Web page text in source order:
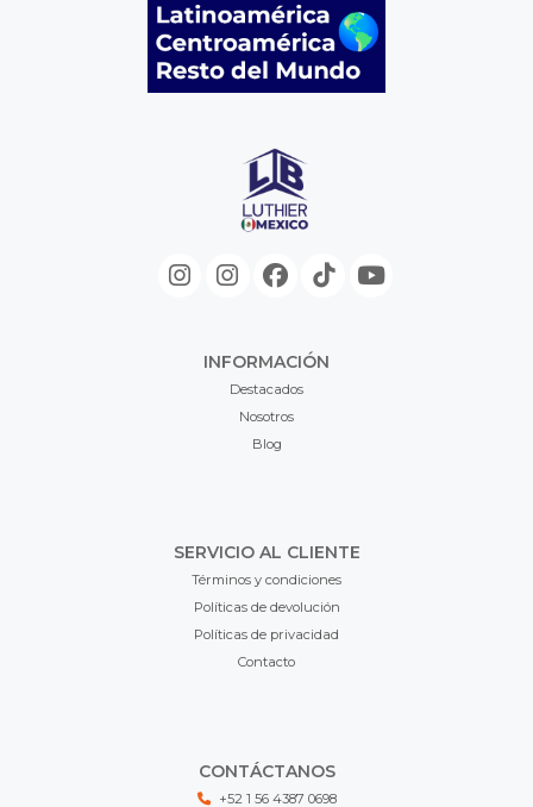
INFORMACIÓN
Destacados
Nosotros
Blog
SERVICIO AL CLIENTE
Términos y condiciones
Políticas de devolución
Políticas de privacidad
Contacto
CONTÁCTANOS
+52 1 56 4387 0698